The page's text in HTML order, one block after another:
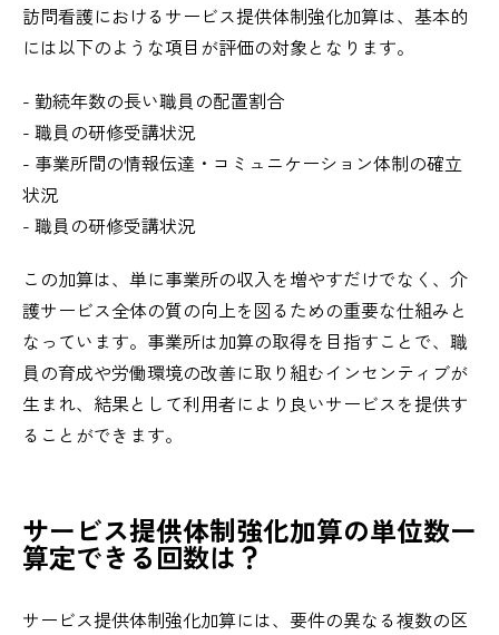
訪問看護におけるサービス提供体制強化加算は、基本的
には以下のような項目が評価の対象となります。
- 勤続年数の長い職員の配置割合
- 職員の研修受講状況
- 事業所間の情報伝達・コミュニケーション体制の確立
状況
- 職員の研修受講状況
この加算は、単に事業所の収入を増やすだけでなく、介
護サービス全体の質の向上を図るための重要な仕組みと
なっています。事業所は加算の取得を目指すことで、職
員の育成や労働環境の改善に取り組むインセンティブが
生まれ、結果として利用者により良いサービスを提供す
ることができます。
サービス提供体制強化加算の単位数ー
算定できる回数は？
サービス提供体制強化加算には、要件の異なる複数の区